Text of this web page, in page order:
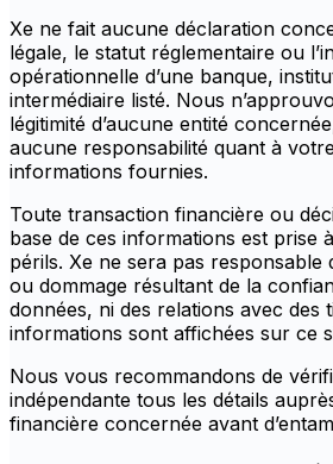
Xe ne fait aucune déclaration
légale, le statut réglementaire ou
opérationnelle d’une banque,
intermédiaire listé. Nous
légitimité d’aucune entité
aucune responsabilité quant à
informations fournies.
Toute transaction financière ou
base de ces informations est prise
périls. Xe ne sera pas
ou dommage résultant de la
données, ni des relations avec des
informations sont affichées sur ce
Nous vous recommandons de
indépendante tous les détails
financière concernée avant